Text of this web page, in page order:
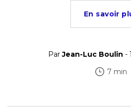
En savoir
ParJean-Luc Boulin -
7 min